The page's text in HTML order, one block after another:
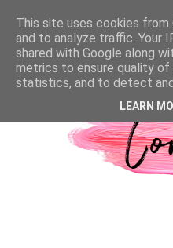
This site uses cookies
and to analyze traffic. Your
shared with Google along
metrics to ensure quality of
statistics, and to detect
LEARN